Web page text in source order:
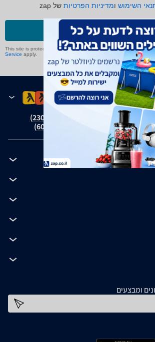
השימוש ומדיניות הפרטיות של zap
שליחה
This site is protected by reCAPTCHA and the GooglePrivacy
Service apply.
נ' זאפ גרופ (ת"צ 23008-08-20)
נ' זאפ גרופ (ת"צ 60371-12-19)
ומבצעים